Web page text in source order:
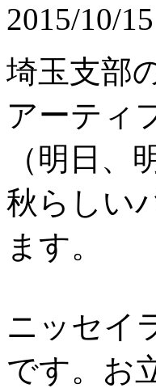
2015/10/15
埼玉支部
アーティ
（明日、
秋らしい
ます。
ニッセイ
です。お